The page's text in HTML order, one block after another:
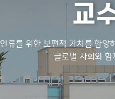
교
인류를 위한 보편적 가치를 함양
글로벌 사회와